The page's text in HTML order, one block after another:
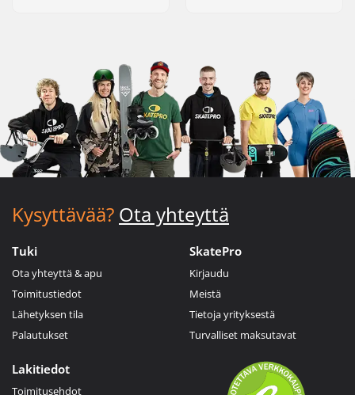
Kysyttävää? Ota yhteyttä
Tuki
Ota yhteyttä & apu
Toimitustiedot
Lähetyksen tila
Palautukset
SkatePro
Kirjaudu
Meistä
Tietoja yrityksestä
Turvalliset maksutavat
Lakitiedot
Toimitusehdot